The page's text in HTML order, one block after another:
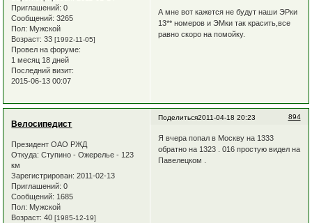
Приглашений: 0
Сообщений: 3265
Пол: Мужской
Возраст: 33[1992-11-05]
Провел на форуме:
1 месяц 18 дней
Последний визит:
2015-06-13 00:07
А мне вот кажется не будут наши ЭРки
13** номеров и ЭМки так красить,все
равно скоро на помойку.
Поделиться 894
2011-04-18 20:23
Велосипедист
Президент ОАО РЖД
Откуда: Ступино - Ожерелье - 123
км
Зарегистрирован: 2011-02-13
Приглашений: 0
Сообщений: 1685
Пол: Мужской
Возраст: 40[1985-12-19]
Я вчера попал в Москву на 1333
обратно на 1323 . 016 простую видел на
Павелецком .